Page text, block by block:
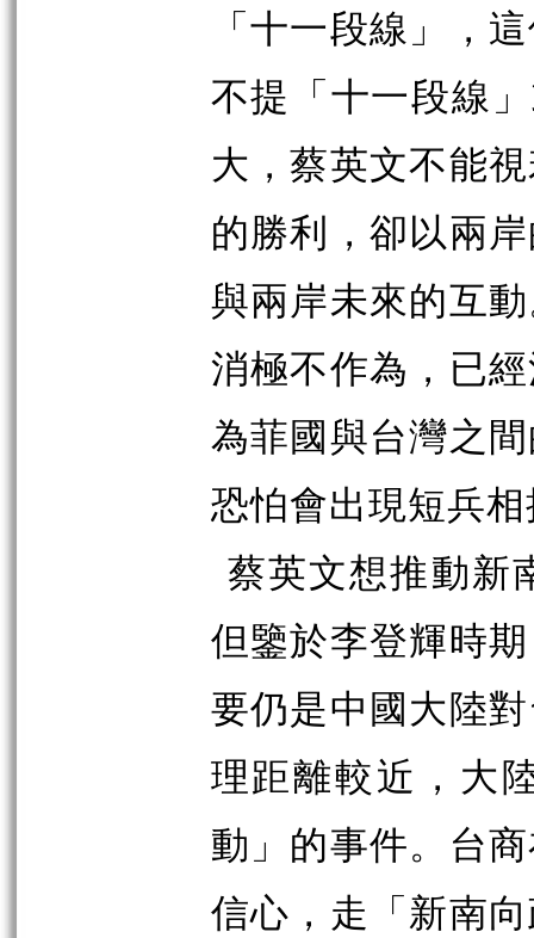
「十一段線」，
不提「十一段線
大，蔡英文不能
的勝利，卻以兩
與兩岸未來的互
消極不作為，已
為菲國與台灣之
恐怕會出現短兵
蔡英文想推動新
但鑒於李登輝時
要仍是中國大陸
理距離較近，大
動」的事件。台
信心，走「新南